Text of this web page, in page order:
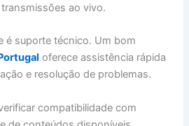
ao vivo.
é suporte técnico. Um bom
oferece assistência rápida
e resolução de problemas.
compatibilidade com